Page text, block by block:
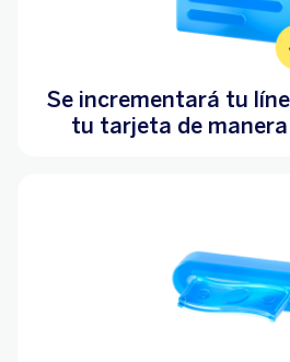
Se incrementará tu
tu tarjeta de